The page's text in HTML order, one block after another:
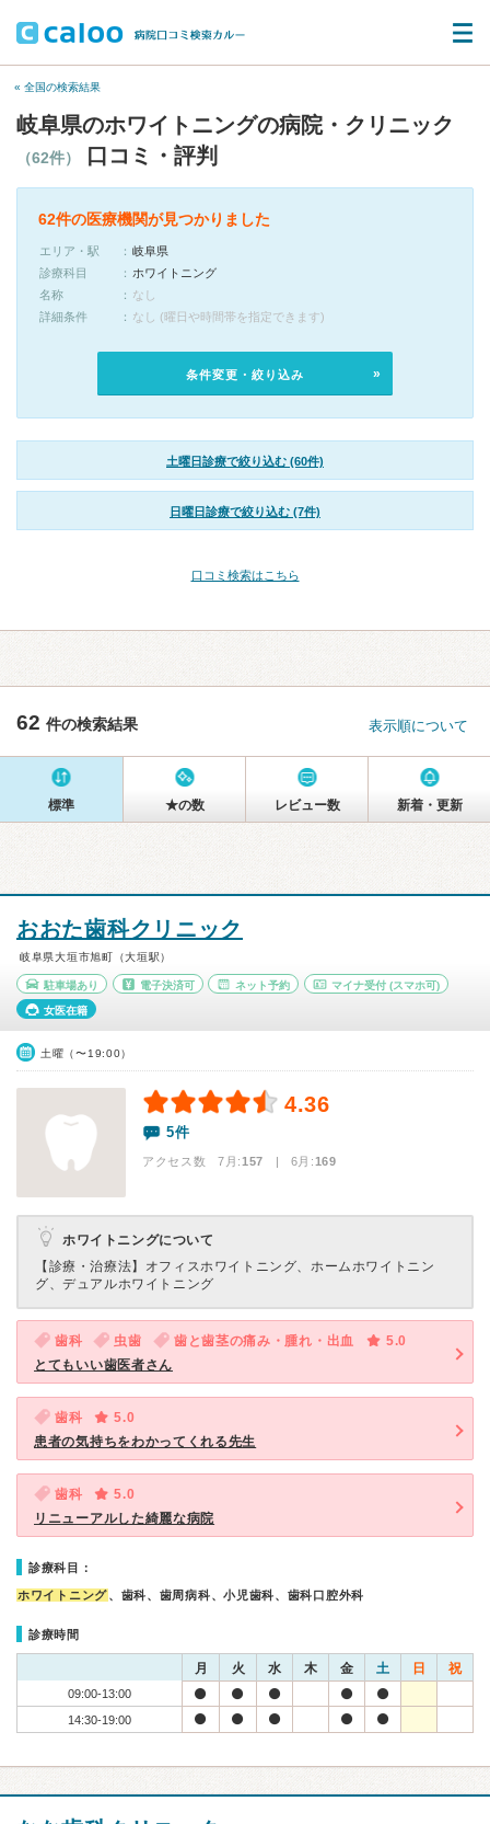
« 全国の検索結果
岐阜県のホワイトニングの病院・クリニック
（62件） 口コミ・評判
62件の医療機関が見つかりました
エリア・駅
岐阜県
診療科目
ホワイトニング
名称
なし
詳細条件
なし (曜日や時間帯を指定できます)
条件変更・絞り込み
土曜日診療で絞り込む (60件)
日曜日診療で絞り込む (7件)
口コミ検索はこちら
62 件の検索結果 表示順について
標準 ★の数 レビュー数 新着・更新
おおた歯科クリニック
岐阜県大垣市旭町（大垣駅）
駐車場あり 電子決済可 ネット予約 マイナ受付 (スマホ可)
女医在籍
土曜（〜19:00）
4.36
5件
アクセス数 7月:157 | 6月:169
ホワイトニングについて
【診療・治療法】 オフィスホワイトニング、ホームホワイトニン
グ、デュアルホワイトニング
歯科 虫歯 歯と歯茎の痛み・腫れ・出血
5.0
とてもいい歯医者さん
歯科
5.0
患者の気持ちをわかってくれる先生
歯科
5.0
リニューアルした綺麗な病院
診療科目：
ホワイトニング、歯科、歯周病科、小児歯科、歯科口腔外科
診療時間
月 火 水 木 金 土 日 祝
09:00-13:00
14:30-19:00